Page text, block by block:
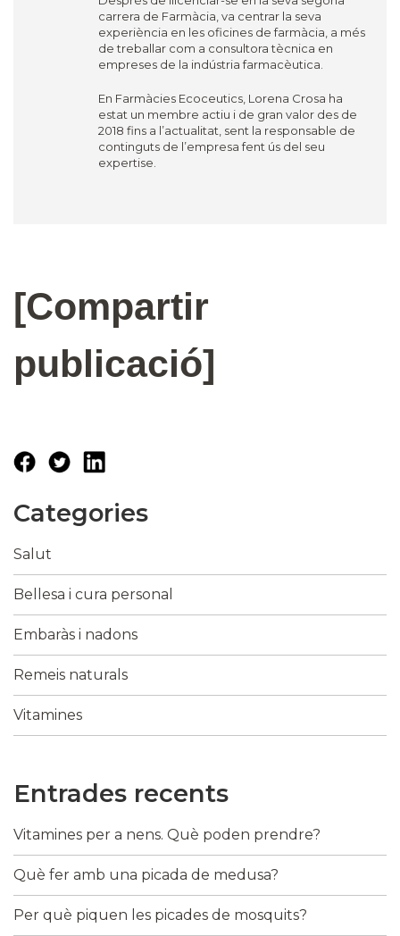
carrera de Farmàcia, va centrar la seva
experiència en les oficines de farmàcia, a més
de treballar com a consultora tècnica en
empreses de la indústria farmacèutica.
En Farmàcies Ecoceutics, Lorena Crosa ha
estat un membre actiu i de gran valor des de
2018 fins a l’actualitat, sent la responsable de
continguts de l’empresa fent ús del seu
expertise.
[Compartir
publicació]
Categories
Salut
Bellesa i cura personal
Embaràs i nadons
Remeis naturals
Vitamines
Entrades recents
Vitamines per a nens. Què poden prendre?
Què fer amb una picada de medusa?
Per què piquen les picades de mosquits?